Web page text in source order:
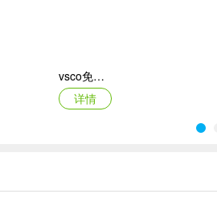
vsco免费版
详情
玩图自拍相机